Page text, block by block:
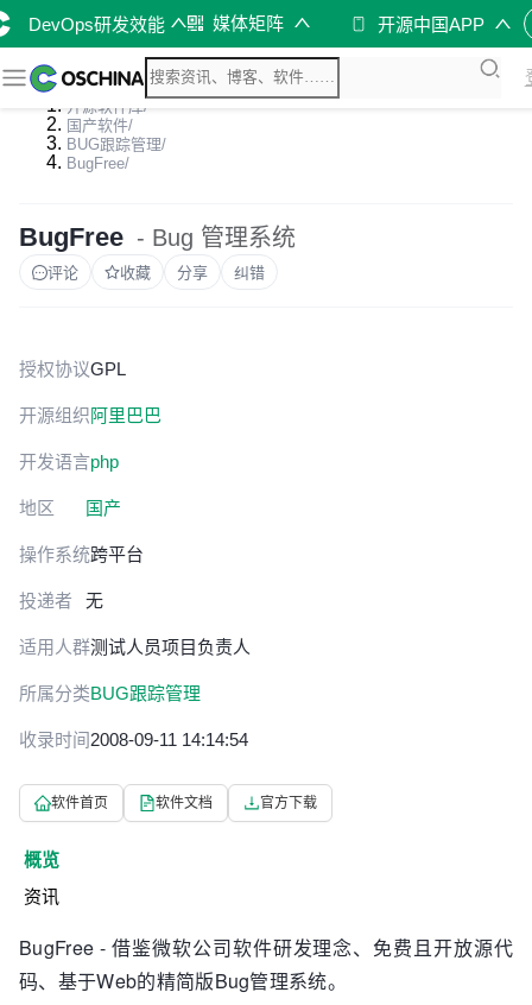
DevOps研发效能 媒体矩阵 开源中国APP
开源软件库/
国产软件/
BUG跟踪管理/
BugFree/
BugFree - Bug 管理系统
评论 收藏 分享 纠错
授权协议GPL
开源组织阿里巴巴
开发语言php
地区 国产
操作系统跨平台
投递者 无
适用人群测试人员项目负责人
所属分类BUG跟踪管理
收录时间2008-09-11 14:14:54
软件首页 软件文档 官方下载
概览
资讯
BugFree - 借鉴微软公司软件研发理念、免费且开放源代
码、基于Web的精简版Bug管理系统。